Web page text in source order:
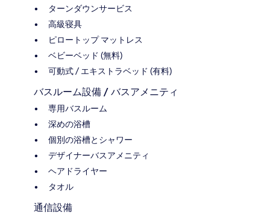
ターンダウンサービス
高級寝具
ピロートップ マットレス
ベビーベッド (無料)
可動式 / エキストラベッド (有料)
バスルーム設備 / バスアメニティ
専用バスルーム
深めの浴槽
個別の浴槽とシャワー
デザイナーバスアメニティ
ヘアドライヤー
タオル
通信設備